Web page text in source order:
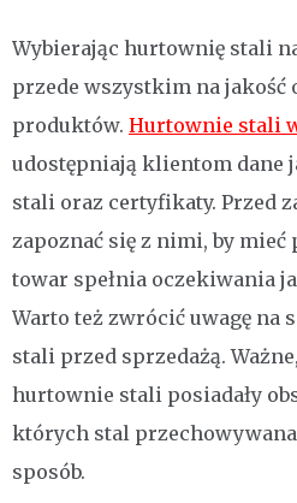
Wybierając hurtownię stali
przede wszystkim na jakość
produktów. Hurtownie stali
udostępniają klientom dane
stali oraz certyfikaty. Przed
zapoznać się z nimi, by mieć
towar spełnia oczekiwania
Warto też zwrócić uwagę na
stali przed sprzedażą.
hurtownie stali posiadały
których stal
sposób.